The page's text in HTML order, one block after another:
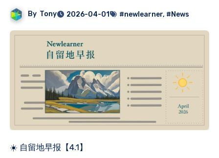
By Tony 2026-04-01 #newlearner, #News
☀️ 自留地早报【4.1】